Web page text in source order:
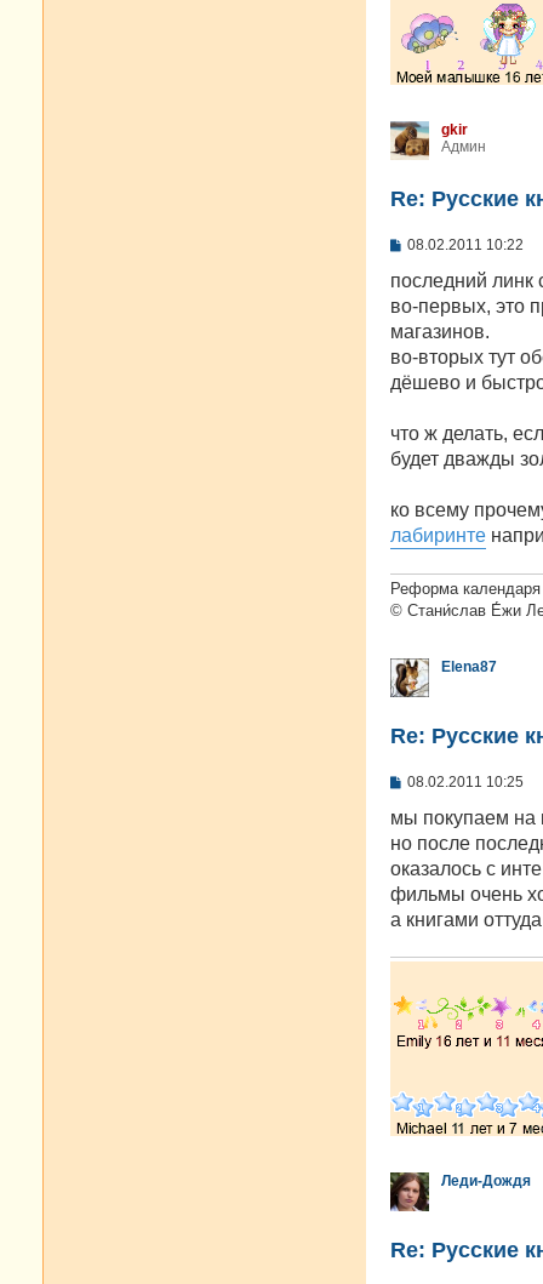
gkir
Админ
Re: Русские
С
о
щ
е
и
е
08.02.2011 10:22
последний
во-первых, это
магазинов.
во-вторых тут
дёшево и
что ж делать,
будет дважды
ко всему
лабиринте
Реформа календаря
© Стани́слав Е́жи
Elena87
Re: Русские
С
о
щ
е
и
е
08.02.2011 10:25
мы покупаем на
но после
оказалось с
фильмы очень
а книгами
Леди-Дождя
Re: Русские